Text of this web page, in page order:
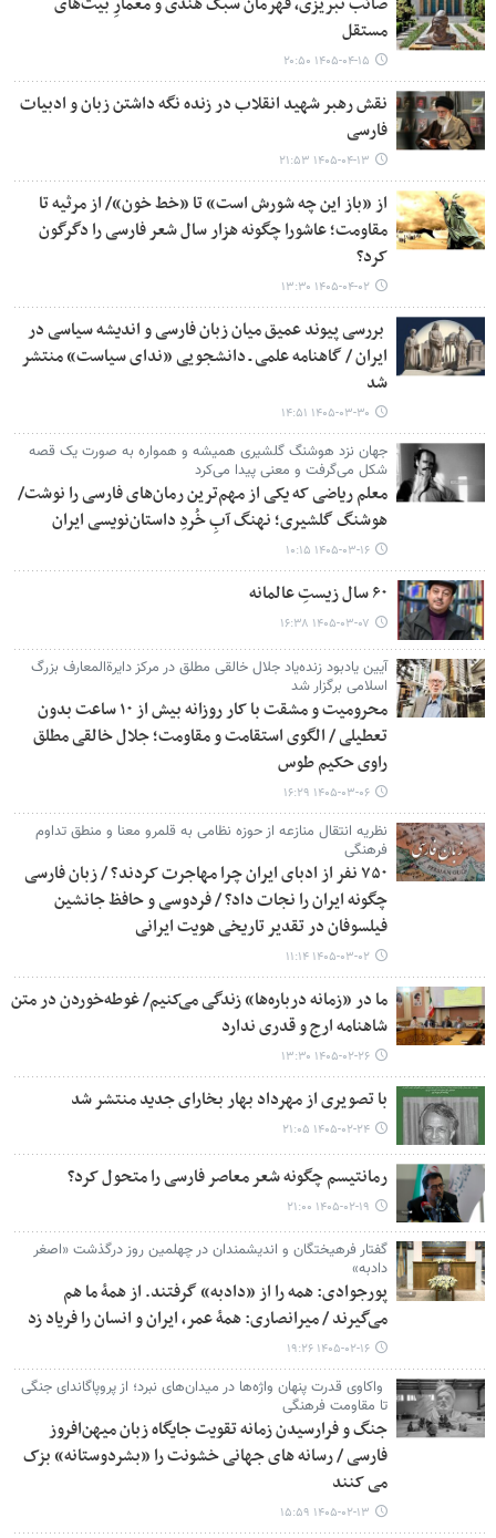
مستقل
۱۴۰۵-۰۴-۱۵ ۲۰:۵۰
نقش رهبر شهید انقلاب در زنده نگه داشتن زبان و ادبیات
فارسی
۱۴۰۵-۰۴-۱۳ ۲۱:۵۳
از «باز این چه شورش است» تا «خط خون»/ از مرثیه تا
مقاومت؛ عاشورا چگونه هزار سال شعر فارسی را دگرگون
کرد؟
۱۴۰۵-۰۴-۰۲ ۱۳:۳۰
بررسی پیوند عمیق میان زبان فارسی و اندیشه سیاسی در
ایران / گاهنامه علمی ـ دانشجویی «ندای سیاست» منتشر
شد
۱۴۰۵-۰۳-۳۰ ۱۴:۵۱
جهان نزد هوشنگ گلشیری همیشه و همواره به صورت یک قصه
شکل می‌گرفت و معنی پیدا می‌کرد
معلم ریاضی که یکی از مهم‌ترین رمان‌های فارسی را نوشت/
هوشنگ گلشیری؛ نهنگ آبِ خُردِ داستان‌نویسی ایران
۱۴۰۵-۰۳-۱۶ ۱۰:۱۵
۶۰ سال زیستِ عالمانه
۱۴۰۵-۰۳-۰۷ ۱۶:۳۸
آیین یادبود زنده‌یاد جلال خالقی مطلق در مرکز دایرة‌المعارف بزرگ
اسلامی برگزار شد
محرومیت و مشقت با کار روزانه بیش از ۱۰ ساعت بدون
تعطیلی / الگوی استقامت و مقاومت؛ جلال خالقی مطلق
راوی حکیم طوس
۱۴۰۵-۰۳-۰۶ ۱۶:۲۹
نظریه انتقال منازعه از حوزه نظامی به قلمرو معنا و منطق تداوم
فرهنگی
۷۵۰ نفر از ادبای ایران چرا مهاجرت کردند؟ / زبان فارسی
چگونه ایران را نجات داد؟ / فردوسی و حافظ جانشین
فیلسوفان در تقدیر تاریخی هویت ایرانی
۱۴۰۵-۰۳-۰۲ ۱۱:۱۴
ما در «زمانه درباره‌ها» زندگی می‌کنیم/ غوطه‌خوردن در متن
شاهنامه ارج و قدری ندارد
۱۴۰۵-۰۲-۲۶ ۱۳:۳۰
با تصویری از مهرداد بهار بخارای جدید منتشر شد
۱۴۰۵-۰۲-۲۴ ۲۱:۰۵
رمانتیسم چگونه شعر معاصر فارسی را متحول کرد؟
۱۴۰۵-۰۲-۱۹ ۲۱:۰۰
گفتار فرهیختگان و اندیشمندان در چهلمین روز درگذشت «اصغر
دادبه»
پورجوادی: همه را از «دادبه» گرفتند. از همۀ ما هم
می‌گیرند / میرانصاری: همۀ عمر، ایران و انسان را فریاد زد
۱۴۰۵-۰۲-۱۶ ۱۹:۲۶
واکاوی قدرت پنهان واژه‌ها در میدان‌های نبرد؛ از پروپاگاندای جنگی
تا مقاومت فرهنگی
جنگ و فرارسیدن زمانه تقویت جایگاه زبان میهن‌افروز
فارسی / رسانه های جهانی خشونت را «بشردوستانه» بزک
می کنند
۱۴۰۵-۰۲-۱۳ ۱۵:۵۹